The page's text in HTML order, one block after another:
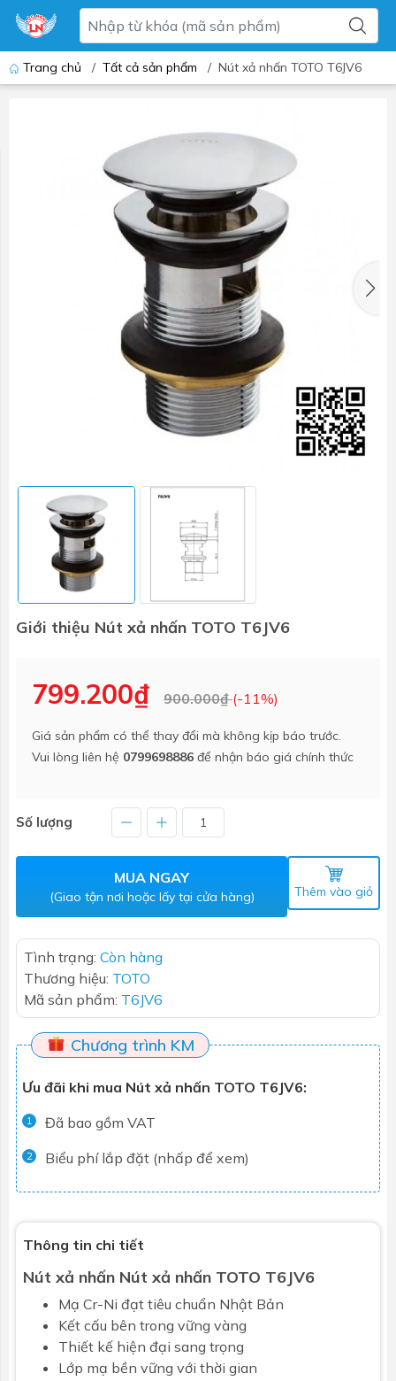
Trang chủ / Tất cả sản phẩm / Nút xả nhấn TOTO T6JV6
Giới thiệu Nút xả nhấn TOTO T6JV6
799.200₫ 900.000₫(-11%)
Giá sản phẩm có thể thay đổi mà không kịp báo trước.
Vui lòng liên hệ 0799698886 để nhận báo giá chính thức
Số lượng
MUA NGAY
(Giao tận nơi hoặc lấy tại cửa hàng) Thêm vào giỏ
Tình trạng: Còn hàng
Thương hiệu: TOTO
Mã sản phẩm: T6JV6
Chương trình KM
Ưu đãi khi mua Nút xả nhấn TOTO T6JV6:
1 Đã bao gồm VAT
2 Biểu phí lắp đặt (nhấp để xem)
Thông tin chi tiết
Nút xả nhấn Nút xả nhấn TOTO T6JV6
Mạ Cr-Ni đạt tiêu chuẩn Nhật Bản
Kết cấu bên trong vững vàng
Thiết kế hiện đại sang trọng
Lớp mạ bền vững với thời gian